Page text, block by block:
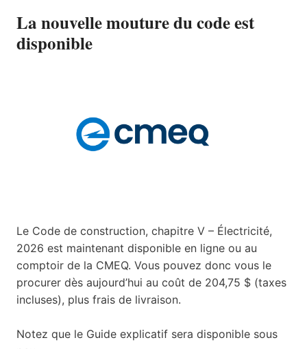
La nouvelle mouture du code est
disponible
Le Code de construction, chapitre V – Électricité,
2026 est maintenant disponible en ligne ou au
comptoir de la CMEQ. Vous pouvez donc vous le
procurer dès aujourd’hui au coût de 204,75 $ (taxes
incluses), plus frais de livraison.
Notez que le Guide explicatif sera disponible sous